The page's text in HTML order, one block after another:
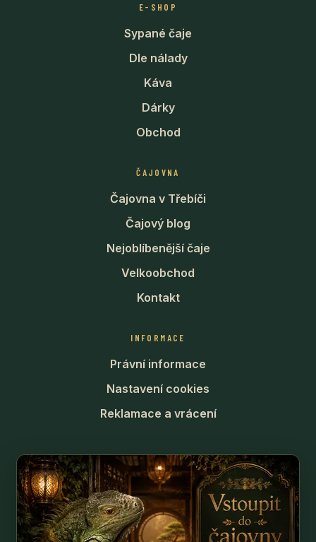
E-SHOP
Sypané čaje
Dle nálady
Káva
Dárky
Obchod
ČAJOVNA
Čajovna v Třebíči
Čajový blog
Nejoblíbenější čaje
Velkoobchod
Kontakt
INFORMACE
Právní informace
Nastavení cookies
Reklamace a vrácení